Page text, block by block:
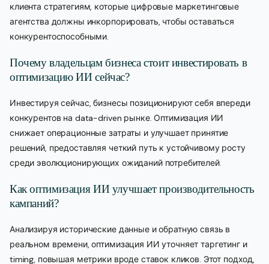
клиента стратегиям, которые цифровые маркетинговые
агентства должны инкорпорировать, чтобы оставаться
конкурентоспособными.
Почему владельцам бизнеса стоит инвестировать в
оптимизацию ИИ сейчас?
Инвестируя сейчас, бизнесы позиционируют себя впереди
конкурентов на data-driven рынке. Оптимизация ИИ
снижает операционные затраты и улучшает принятие
решений, предоставляя четкий путь к устойчивому росту
среди эволюционирующих ожиданий потребителей.
Как оптимизация ИИ улучшает производительность
кампаний?
Анализируя исторические данные и обратную связь в
реальном времени, оптимизация ИИ уточняет таргетинг и
timing, повышая метрики вроде ставок кликов. Этот подход,